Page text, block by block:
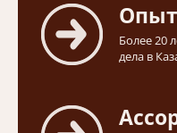
Опыт
Более 20
дела в